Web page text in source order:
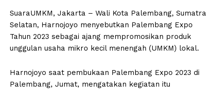
SuaraUMKM, Jakarta – Wali Kota Palembang, Sumatra
Selatan, Harnojoyo menyebutkan Palembang Expo
Tahun 2023 sebagai ajang mempromosikan produk
unggulan usaha mikro kecil menengah (UMKM) lokal.
Harnojoyo saat pembukaan Palembang Expo 2023 di
Palembang, Jumat, mengatakan kegiatan itu